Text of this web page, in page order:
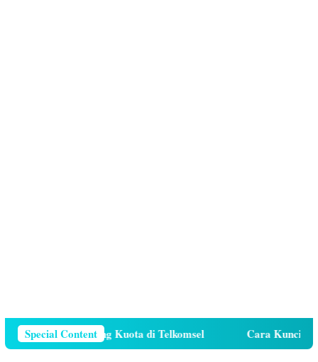
Special Content
Cara Hutang Kuota di Telkomsel Cara Kunci